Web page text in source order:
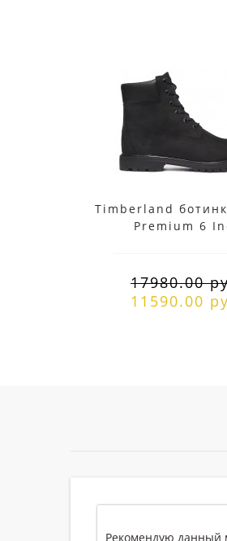
Timberland
Premium 6
17980.00
11590.00
данный магазин, очень вежливый